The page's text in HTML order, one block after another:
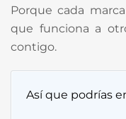
Porque cada
que funciona a
contigo.
Así que podrías